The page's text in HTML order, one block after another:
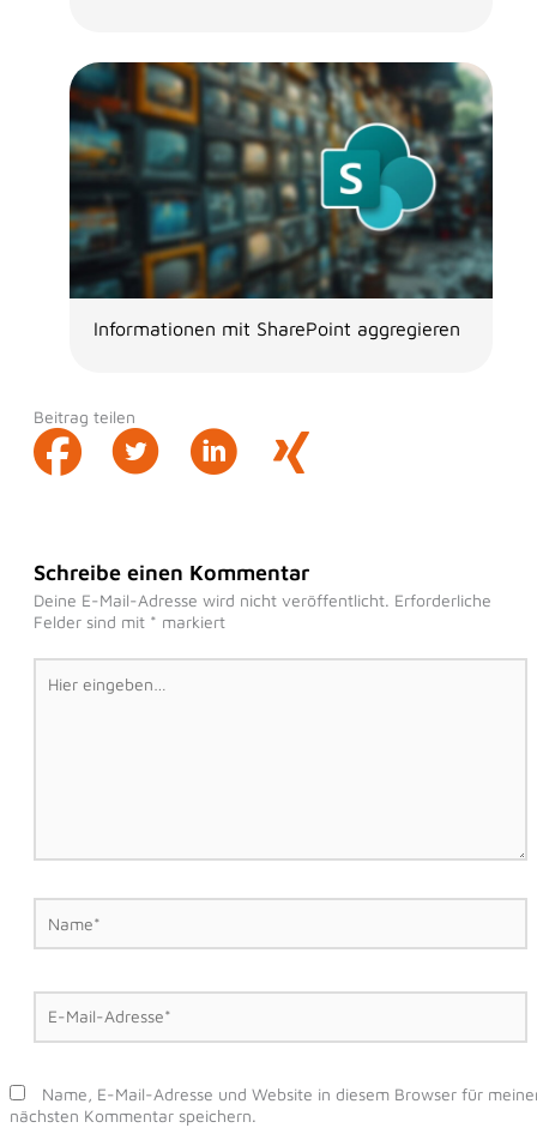
Informationen mit SharePoint aggregieren
Beitrag teilen
Schreibe einen Kommentar
Deine E-Mail-Adresse wird nicht veröffentlicht. Erforderliche
Felder sind mit * markiert
Hier
eingeben…
Name*
E-
Mail-
Adresse*
Name, E-Mail-Adresse und Website in diesem Browser für
nächsten Kommentar speichern.